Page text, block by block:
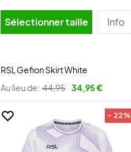
Sélectionner taille Info
RSL Gefion Skirt White
Au lieu de: 44,95 34,95 €
- 22%